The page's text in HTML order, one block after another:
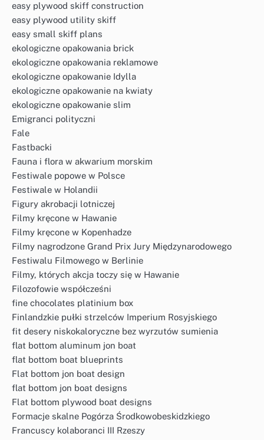
easy plywood skiff construction
easy plywood utility skiff
easy small skiff plans
ekologiczne opakowania brick
ekologiczne opakowania reklamowe
ekologiczne opakowanie Idylla
ekologiczne opakowanie na kwiaty
ekologiczne opakowanie slim
Emigranci polityczni
Fale
Fastbacki
Fauna i flora w akwarium morskim
Festiwale popowe w Polsce
Festiwale w Holandii
Figury akrobacji lotniczej
Filmy kręcone w Hawanie
Filmy kręcone w Kopenhadze
Filmy nagrodzone Grand Prix Jury Międzynarodowego
Festiwalu Filmowego w Berlinie
Filmy, których akcja toczy się w Hawanie
Filozofowie współcześni
fine chocolates platinium box
Finlandzkie pułki strzelców Imperium Rosyjskiego
fit desery niskokaloryczne bez wyrzutów sumienia
flat bottom aluminum jon boat
flat bottom boat blueprints
Flat bottom jon boat design
flat bottom jon boat designs
Flat bottom plywood boat designs
Formacje skalne Pogórza Środkowobeskidzkiego
Francuscy kolaboranci III Rzeszy